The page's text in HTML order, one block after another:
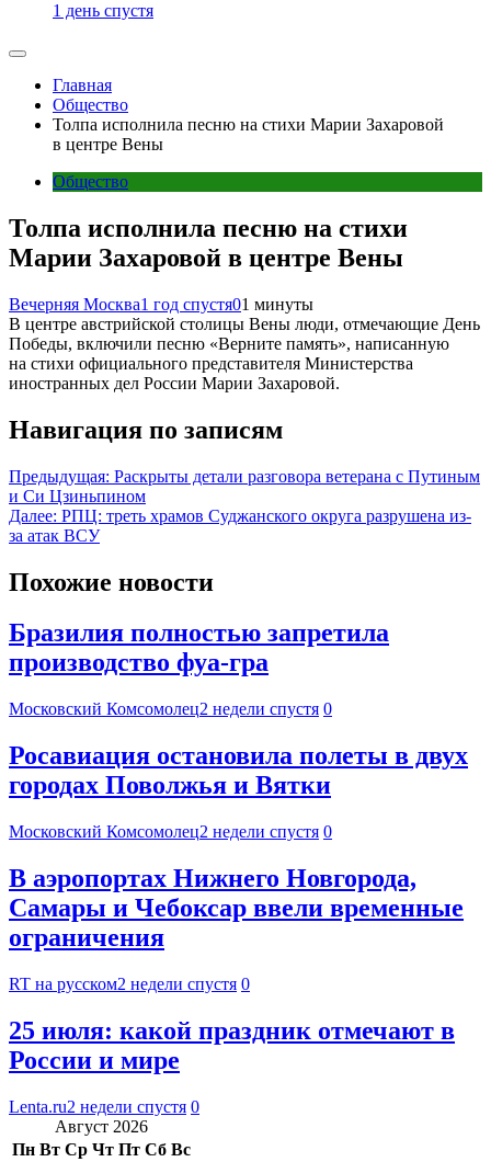
1 день спустя
Главная
Общество
Толпа исполнила песню на стихи Марии Захаровой
в центре Вены
Общество
Толпа исполнила песню на стихи
Марии Захаровой в центре Вены
Вечерняя Москва1 год спустя01 минуты
В центре австрийской столицы Вены люди, отмечающие День
Победы, включили песню «Верните память», написанную
на стихи официального представителя Министерства
иностранных дел России Марии Захаровой.
Навигация по записям
Предыдущая: Раскрыты детали разговора ветерана с Путиным
и Си Цзиньпином
Далее: РПЦ: треть храмов Суджанского округа разрушена из-
за атак ВСУ
Похожие новости
Бразилия полностью запретила
производство фуа-гра
Московский Комсомолец2 недели спустя 0
Росавиация остановила полеты в двух
городах Поволжья и Вятки
Московский Комсомолец2 недели спустя 0
В аэропортах Нижнего Новгорода,
Самары и Чебоксар ввели временные
ограничения
RT на русском2 недели спустя 0
25 июля: какой праздник отмечают в
России и мире
Lenta.ru2 недели спустя 0
Август 2026
Пн Вт Ср Чт Пт Сб Вс